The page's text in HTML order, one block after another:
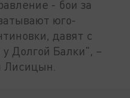
- бои за
юго-
давят с
у Долгой Балки", –
Лисицын.